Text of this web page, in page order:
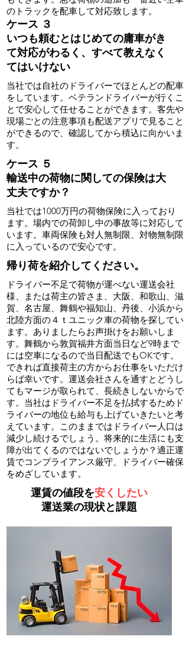
のトラックを配車して対応致します。
ケース ３
​いつも頼むとはじめての庸車がき
て対応がわるく、すべて教えなく
てはいけない
​当社では自社のドライバーでほとんどの配車
をしています。ベテランドライバーが行くこ
とで安心して任せることができます。客先や
現場ごとの注意事項も配送アプリで見ること
ができるので、確認してから積込に向かいま
す。
ケース ５
輸送中の荷物に関しての保険は大
丈夫ですか？
​当社では1000万円の荷物保険に入っており
ます。場内での荷卸し中の事故等に対応して
います。車両保険も対人無制限、対物無制限
に入っているので安心です。
​帰り荷を紹介してください。
​ドライバー不足で荷物が運べない運送会社
様、または荷主の皆さま、大阪、和歌山、滋
賀、名古屋、舞鶴や福知山、丹後、小浜から
北陸方面の４ｔユニック車の荷物を探してい
ます。ありましたらお声掛けをお願いしま
す。舞鶴から敦賀福井方面当日など9時まで
には空車になるので当日配送でもOKです。
できれば直接荷主の方からお仕事をいただけ
らば幸いです。運送会社さんを通すとどうし
てもマージが取られて、長続きしないからで
す。当社はドライバー不足を払拭するためド
ライバーの地位も給与も上げていきたいと考
えています。このままではドライバー人口は
減少し続けるでしょう。将来的に生活にも支
障が出てくるのではないでしょうか？適正運
賃でコンプライアンス厳守、ドライバー確保
をめざしています。
​運賃の値段を安くしたい
運送業の現状と課題